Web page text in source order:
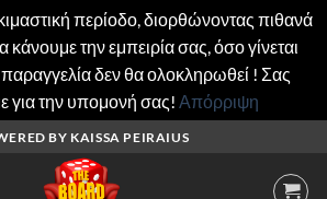
περίοδο, διορθώνοντας πιθανά
την εμπειρία σας, όσο γίνεται
δεν θα ολοκληρωθεί ! Σας
για την υπομονή σας! Απόρριψη
BY KAISSA PEIRAIUS